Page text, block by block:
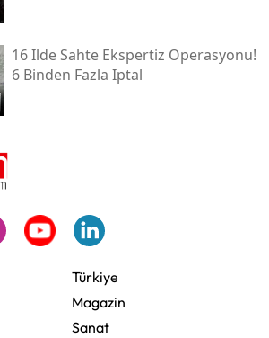
16 Ilde Sahte Ekspertiz Operasyonu!
6 Binden Fazla Iptal
Türkiye
Magazin
Sanat